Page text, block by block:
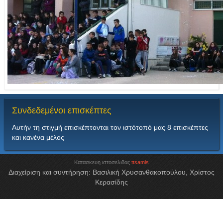
Συνδεδεμένοι επισκέπτες
Αυτήν τη στιγμή επισκέπτονται τον ιστότοπό μας 8 επισκέπτες
και κανένα μέλος
Κατασκευη ιστοσελιδας ttsamis
Διαχείριση και συντήρηση: Βασιλική Χρυσανθακοπούλου, Χρίστος
Κερασίδης